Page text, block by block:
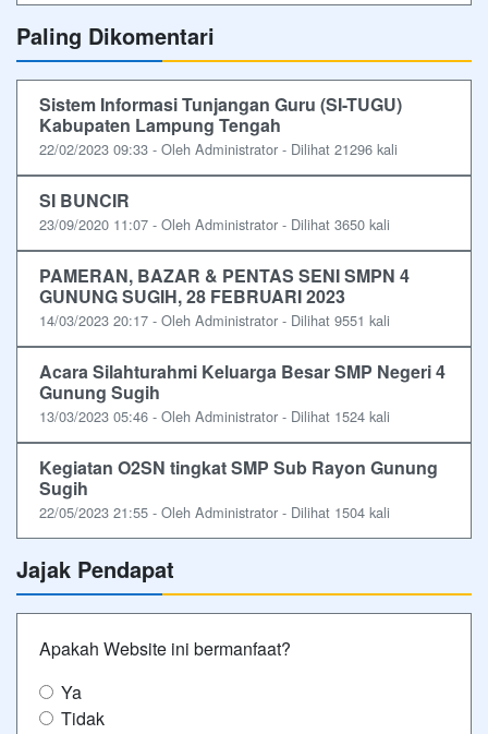
Paling Dikomentari
Sistem Informasi Tunjangan Guru (SI-TUGU)
Kabupaten Lampung Tengah
22/02/2023 09:33 - Oleh Administrator - Dilihat 21296 kali
SI BUNCIR
23/09/2020 11:07 - Oleh Administrator - Dilihat 3650 kali
PAMERAN, BAZAR & PENTAS SENI SMPN 4
GUNUNG SUGIH, 28 FEBRUARI 2023
14/03/2023 20:17 - Oleh Administrator - Dilihat 9551 kali
Acara Silahturahmi Keluarga Besar SMP Negeri 4
Gunung Sugih
13/03/2023 05:46 - Oleh Administrator - Dilihat 1524 kali
Kegiatan O2SN tingkat SMP Sub Rayon Gunung
Sugih
22/05/2023 21:55 - Oleh Administrator - Dilihat 1504 kali
Jajak Pendapat
Apakah Website ini bermanfaat?
Ya
Tidak